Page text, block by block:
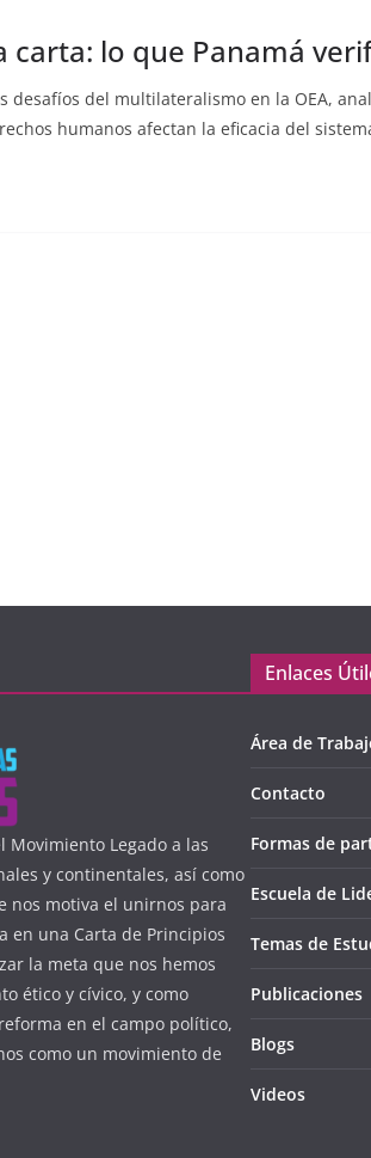
lo que Panamá
desafíos del multilateralismo en la OEA,
humanos afectan la eficacia del
Legado a las
y continentales, así como
nos motiva el unirnos para
en una Carta de Principios
la meta que nos hemos
ético y cívico, y como
en el campo político,
como un movimiento de
Enlaces
Área de
Contacto
Formas de
Escuela de
Temas de
Publicaciones
Blogs
Videos